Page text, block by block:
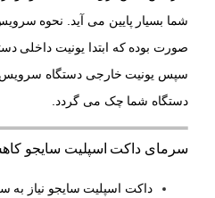
شما بسیار پایین می آید. نحوه
صورت بوده که ابتدا یونیت داخلی
سپس یونیت خارجی دستگاه سرویس
دستگاه شما چک می گردد.
سرمای داکت اسپلیت سایجو
داکت اسپلیت سایجو نیاز به